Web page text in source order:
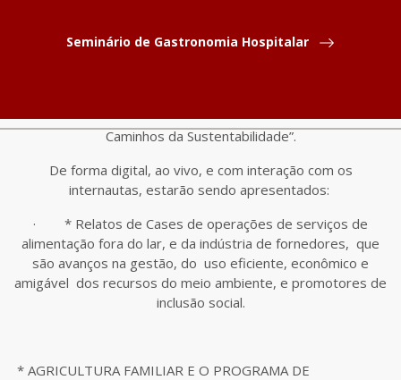
Seminário de Gastronomia Hospitalar
realizando a terceira edição do evento “Food Service – Os
Caminhos da Sustentabilidade”.
De forma digital, ao vivo, e com interação com os
internautas, estarão sendo apresentados:
· * Relatos de Cases de operações de serviços de
alimentação fora do lar, e da indústria de fornedores, que
são avanços na gestão, do uso eficiente, econômico e
amigável dos recursos do meio ambiente, e promotores de
inclusão social.
* AGRICULTURA FAMILIAR E O PROGRAMA DE